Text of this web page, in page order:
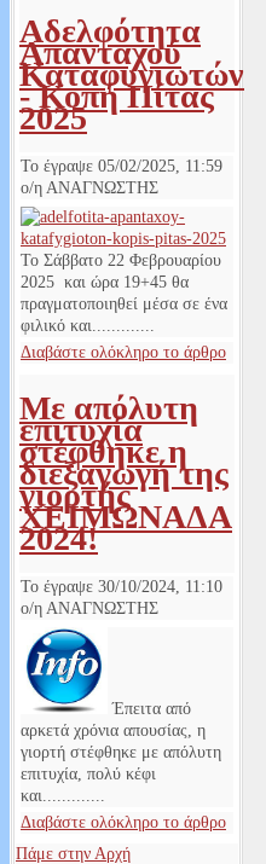
Αδελφότητα
Απανταχού
Καταφυγιωτών
- Κοπή Πίτας
2025
Το έγραψε 05/02/2025, 11:59
ο/η ΑΝΑΓΝΩΣΤΗΣ
Το Σάββατο 22 Φεβρουαρίου
2025 και ώρα 19+45 θα
πραγματοποιηθεί μέσα σε ένα
φιλικό και.............
Διαβάστε ολόκληρο το άρθρο
Με απόλυτη
επιτυχία
στέφθηκε η
διεξαγωγή της
γιορτής
ΧΕΙΜΩΝΑΔΑ
2024!
Το έγραψε 30/10/2024, 11:10
ο/η ΑΝΑΓΝΩΣΤΗΣ
Έπειτα από
αρκετά χρόνια απουσίας, η
γιορτή στέφθηκε με απόλυτη
επιτυχία, πολύ κέφι
και.............
Διαβάστε ολόκληρο το άρθρο
Πάμε στην Αρχή